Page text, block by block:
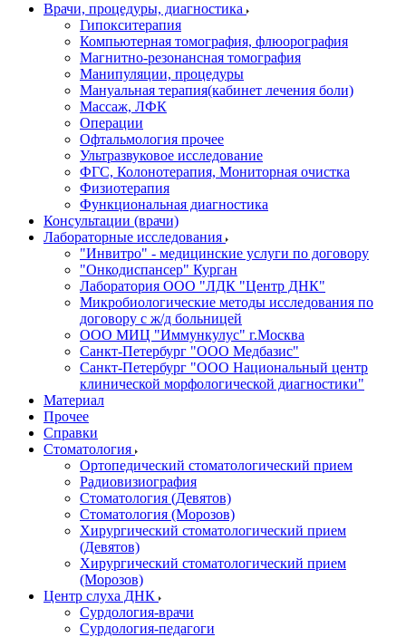
Врачи, процедуры, диагностика
Гипокситерапия
Компьютерная томография, флюорография
Магнитно-резонансная томография
Манипуляции, процедуры
Мануальная терапия(кабинет лечения боли)
Массаж, ЛФК
Операции
Офтальмология прочее
Ультразвуковое исследование
ФГС, Колонотерапия, Мониторная очистка
Физиотерапия
Функциональная диагностика
Консультации (врачи)
Лабораторные исследования
"Инвитро" - медицинские услуги по договору
"Онкодиспансер" Курган
Лаборатория ООО "ЛДК "Центр ДНК"
Микробиологические методы исследования по
договору с ж/д больницей
ООО МИЦ "Иммункулус" г.Москва
Санкт-Петербург "ООО Медбазис"
Санкт-Петербург "ООО Национальный центр
клинической морфологической диагностики"
Материал
Прочее
Справки
Стоматология
Ортопедический стоматологический прием
Радиовизиография
Стоматология (Девятов)
Стоматология (Морозов)
Хирургический стоматологический прием
(Девятов)
Хирургический стоматологический прием
(Морозов)
Центр слуха ДНК
Сурдология-врачи
Сурдология-педагоги